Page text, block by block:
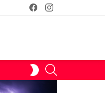
facebookinstagram
SWITCH
SKIN